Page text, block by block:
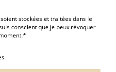
stockées et traitées dans le
conscient que je peux révoquer
*